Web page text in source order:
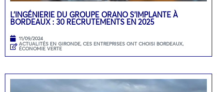
L’INGÉNIERIE DU GROUPE ORANO S’IMPLANTE À
BORDEAUX : 30 RECRUTEMENTS EN 2025
11/09/2024
ACTUALITÉS EN GIRONDE, CES ENTREPRISES ONT CHOISI BORDEAUX,
ÉCONOMIE VERTE